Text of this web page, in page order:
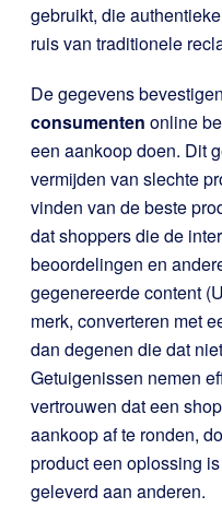
gebruikt, die
ruis van traditionele
De gegevens
consumenten online
een aankoop doen. Dit
vermijden van slechte
vinden van de beste
dat shoppers die de
beoordelingen en
gegenereerde content
merk, converteren met
dan degenen die dat
Getuigenissen nemen
vertrouwen dat een
aankoop af te ronden,
product een oplossing
geleverd aan anderen.